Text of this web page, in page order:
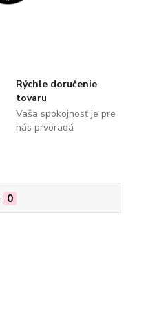
Rýchle doručenie
tovaru
Vaša spokojnosť je pre
nás prvoradá
0